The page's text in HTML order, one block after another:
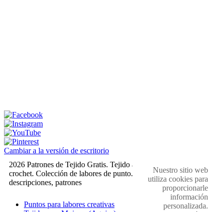
Cambiar a la versión de escritorio
2026 Patrones de Tejido Gratis. Tejido a dos agujas y
crochet. Colección de labores de punto. Muestras,
descripciones, patrones
Puntos para labores creativas
Nuestro sitio web
utiliza cookies para
proporcionarle
información
personalizada.